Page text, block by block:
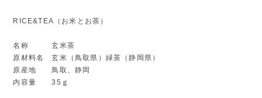
RICE&TEA（お米とお茶）
名称 玄米茶
原材料名 玄米（鳥取県）緑茶（静岡県）
原産地 鳥取、静岡
内容量 35ｇ